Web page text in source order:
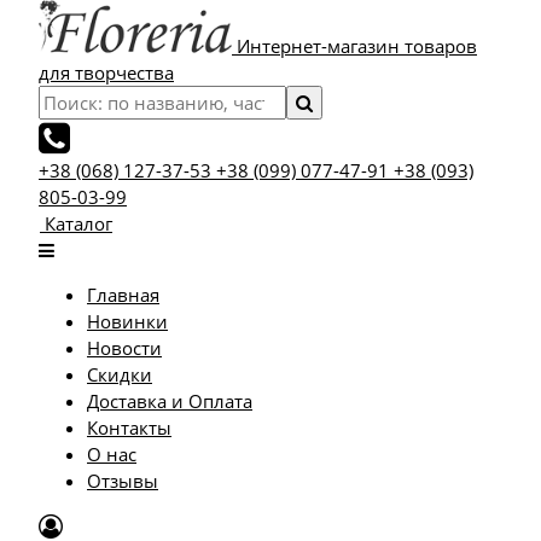
Интернет-магазин товаров
для творчества
+38 (068) 127-37-53 +38 (099) 077-47-91 +38 (093)
805-03-99
Каталог
Главная
Новинки
Новости
Скидки
Доставка и Оплата
Контакты
О нас
Отзывы